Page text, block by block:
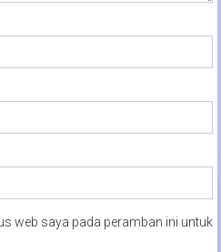
web saya pada peramban ini untuk